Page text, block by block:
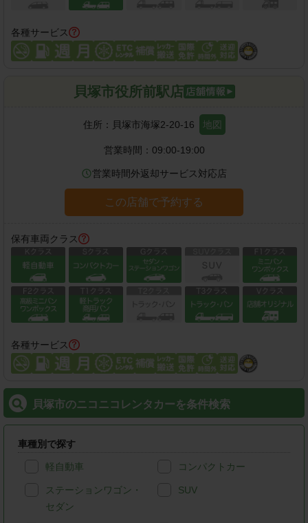
各種サービス
貝塚市役所前駅店
住所： 貝塚市海塚2-20-16 地図
営業時間： 09:00-19:00
営業時間外返却サービス対応店
この店舗で予約する
保有車両クラス
各種サービス
貝塚市のニコニコレンタカーを条件検索
車種別で探す
軽自動車 コンパクトカー
ステーションワゴン・
セダン
SUV